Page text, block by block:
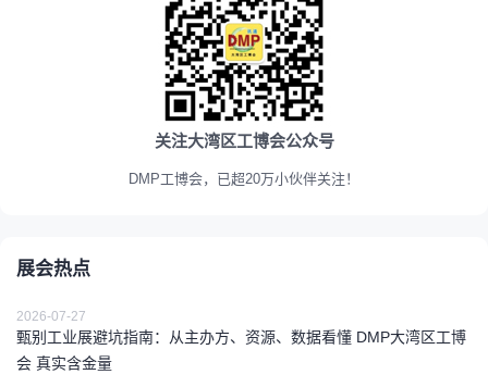
关注大湾区工博会公众号
DMP工博会，已超20万小伙伴关注！
展会热点
2026-07-27
甄别工业展避坑指南：从主办方、资源、数据看懂 DMP大湾区工博
会 真实含金量